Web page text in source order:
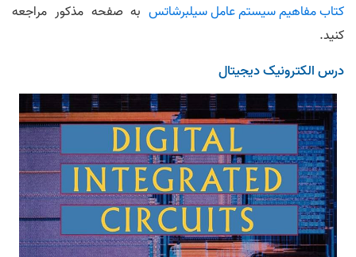
کتاب مفاهیم سیستم عامل سیلبرشاتس به صفحه مذکور مراجعه
کنید.
درس الکترونیک دیجیتال